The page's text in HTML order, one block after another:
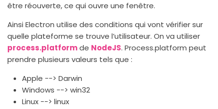
être réouverte, ce qui ouvre une fenêtre.
Ainsi Electron utilise des conditions qui vont vérifier sur
quelle plateforme se trouve l’utilisateur. On va utiliser
process.platformde NodeJS. Process.platform peut
prendre plusieurs valeurs tels que :
Apple --> Darwin
Windows --> win32
Linux --> linux